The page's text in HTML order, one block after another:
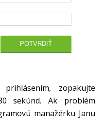
zopakujte
sekúnd. Ak problém
manažérku Janu